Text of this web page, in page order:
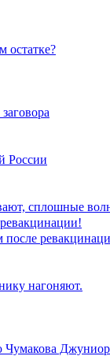
остатке?
России
сплошные
после
нагоняют.